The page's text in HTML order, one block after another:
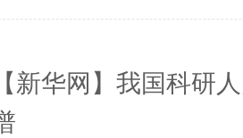
新华网】我国科研